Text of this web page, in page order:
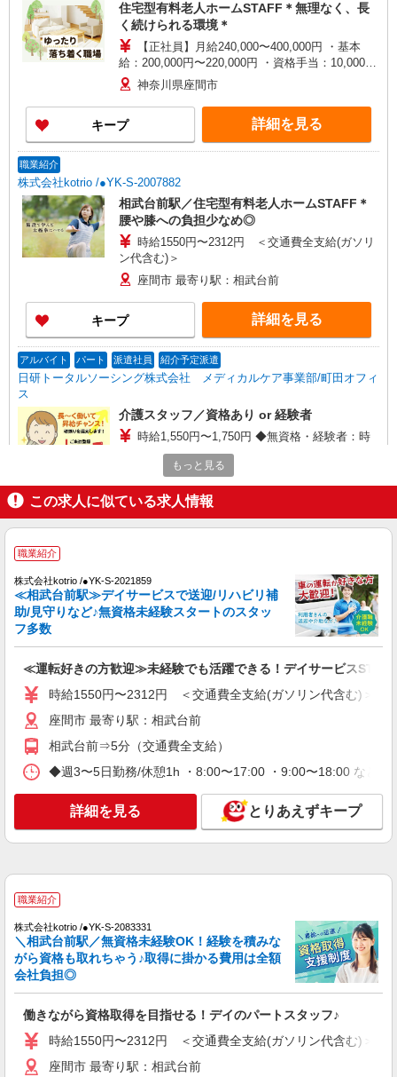
住宅型有料老人ホームSTAFF＊無理なく、長
く続けられる環境＊
【正社員】月給240,000〜400,000円 ・基本
給：200,000円〜220,000円 ・資格手当：10,000〜
30,000円 ・役職手当：10,000〜70,000円 ・処遇改
善手当：20,000〜60,000円（勤続年数、保有資格
により変動） ・固定残業手当：20,000円（10時
間） ※固定残業時間を超過する場合には超過勤務
手当として別途支給 ・夜勤手当：10,000円/1回
歓迎 ・認知症介護基礎研修 ・初任者研修 ・実務
者研修 ・介護福祉士 など
神奈川県座間市
キープ 詳細を見る
職業紹介
株式会社kotrio /●YK-S-2007882
相武台前駅／住宅型有料老人ホームSTAFF＊
腰や膝への負担少なめ◎
時給1550円〜2312円 ＜交通費全支給(ガソリ
ン代含む)＞
座間市 最寄り駅：相武台前
キープ 詳細を見る
アルバイト パート 派遣社員 紹介予定派遣
日研トータルソーシング株式会社 メディカルケア事業部/町田オフィ
ス
介護スタッフ／資格あり or 経験者
時給1,550円〜1,750円 ◆無資格・経験者：時
給1,550円〜 ◆初任者研修・未経験：時給1,550
円〜 ◆初任者研修・経験者：時給1,650円〜 ◆介
護福祉士：時給1,750円〜 ※経験者は3ヶ月以上 ※
給与幅は経験・能力による ★週払いOK（規定あ
り）
神奈川県座間市 【最寄駅】座間駅 ★勤務地は
3000ヶ所以上★ 自宅から通いやすいエリアなど、
お好きな勤務地をお選び下さい！！
キープ 詳細を見る
株式会社トラストグロース 新宿本社 第2営業部
特別養護老人ホームでの介護士
時給：1250円〜1400円 ※資格や経験などに
よる
神奈川県座間市
派遣社員
株式会社トラストグロース 新宿本社 第2営業部
1夜勤：29450円〜32775円 ※資格や経験など
神奈川県座間市
職業紹介
株式会社kotrio /●YK-S-2023574
相武台前駅≫1日5h〜勤務OK＊高齢者マンシ
ン代含む)＞
座間市 最寄り駅：相武台前
もっと見る
この求人に似ている求人情報
職業紹介
株式会社kotrio /●YK-S-2021859
≪相武台前駅≫デイサービスで送迎/リハビリ補
助/見守りなど♪無資格未経験スタートのスタッ
フ多数
≪運転好きの方歓迎≫未経験でも活躍できる！デイサービスSTAFF
時給1550円〜2312円 ＜交通費全支給(ガソリン代含む)＞
座間市 最寄り駅：相武台前
相武台前⇒5分（交通費全支給）
◆週3〜5日勤務/休憩1h ・8:00〜17:00 ・9:00〜18:00 など
詳細を見る とりあえずキープ
職業紹介
株式会社kotrio /●YK-S-2083331
＼相武台前駅／無資格未経験OK！経験を積みな
がら資格も取れちゃう♪取得に掛かる費用は全額
会社負担◎
働きながら資格取得を目指せる！デイのパートスタッフ♪
時給1550円〜2312円 ＜交通費全支給(ガソリン代含む)＞
座間市 最寄り駅：相武台前